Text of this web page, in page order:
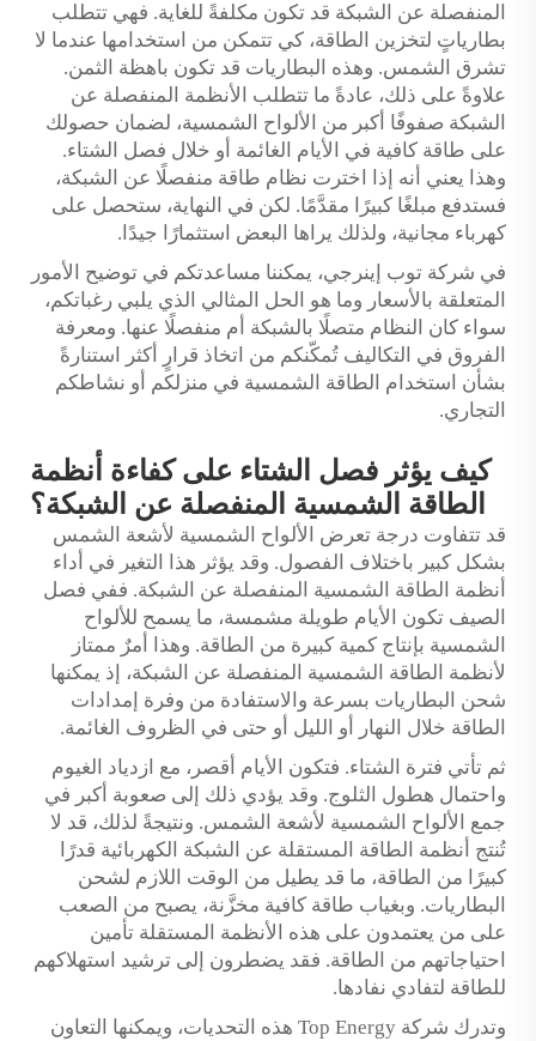
المنفصلة عن الشبكة قد تكون مكلفةً للغاية. فهي تتطلب
بطارياتٍ لتخزين الطاقة، كي تتمكن من استخدامها عندما لا
تشرق الشمس. وهذه البطاريات قد تكون باهظة الثمن.
علاوةً على ذلك، عادةً ما تتطلب الأنظمة المنفصلة عن
الشبكة صفوفًا أكبر من الألواح الشمسية، لضمان حصولك
على طاقة كافية في الأيام الغائمة أو خلال فصل الشتاء.
وهذا يعني أنه إذا اخترت نظام طاقة منفصلًا عن الشبكة،
فستدفع مبلغًا كبيرًا مقدَّمًا. لكن في النهاية، ستحصل على
كهرباء مجانية، ولذلك يراها البعض استثمارًا جيدًا.
في شركة توب إينرجي، يمكننا مساعدتكم في توضيح الأمور
المتعلقة بالأسعار وما هو الحل المثالي الذي يلبي رغباتكم،
سواء كان النظام متصلًا بالشبكة أم منفصلًا عنها. ومعرفة
الفروق في التكاليف تُمكّنكم من اتخاذ قرارٍ أكثر استنارةً
بشأن استخدام الطاقة الشمسية في منزلكم أو نشاطكم
التجاري.
كيف يؤثر فصل الشتاء على كفاءة أنظمة
الطاقة الشمسية المنفصلة عن الشبكة؟
قد تتفاوت درجة تعرض الألواح الشمسية لأشعة الشمس
بشكل كبير باختلاف الفصول. وقد يؤثر هذا التغير في أداء
أنظمة الطاقة الشمسية المنفصلة عن الشبكة. ففي فصل
الصيف تكون الأيام طويلة مشمسة، ما يسمح للألواح
الشمسية بإنتاج كمية كبيرة من الطاقة. وهذا أمرٌ ممتاز
لأنظمة الطاقة الشمسية المنفصلة عن الشبكة، إذ يمكنها
شحن البطاريات بسرعة والاستفادة من وفرة إمدادات
الطاقة خلال النهار أو الليل أو حتى في الظروف الغائمة.
ثم تأتي فترة الشتاء. فتكون الأيام أقصر، مع ازدياد الغيوم
واحتمال هطول الثلوج. وقد يؤدي ذلك إلى صعوبة أكبر في
جمع الألواح الشمسية لأشعة الشمس. ونتيجةً لذلك، قد لا
تُنتج أنظمة الطاقة المستقلة عن الشبكة الكهربائية قدرًا
كبيرًا من الطاقة، ما قد يطيل من الوقت اللازم لشحن
البطاريات. وبغياب طاقة كافية مخزَّنة، يصبح من الصعب
على من يعتمدون على هذه الأنظمة المستقلة تأمين
احتياجاتهم من الطاقة. فقد يضطرون إلى ترشيد استهلاكهم
للطاقة لتفادي نفادها.
وتدرك شركة Top Energy هذه التحديات، ويمكنها التعاون